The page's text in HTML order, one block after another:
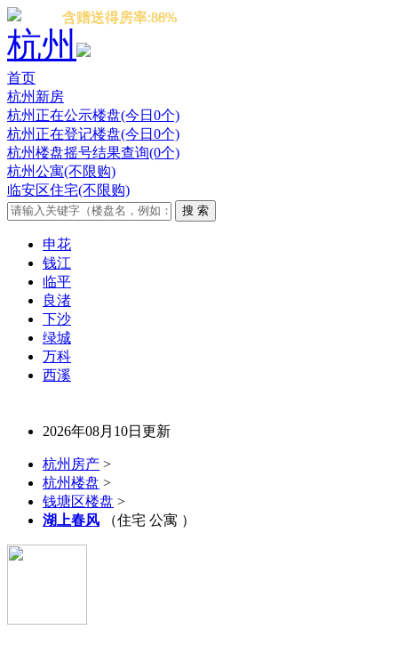
杭州
首页
杭州新房
杭州正在公示楼盘(今日0个)
杭州正在登记楼盘(今日0个)
杭州楼盘摇号结果查询(0个)
杭州公寓(不限购)
临安区住宅(不限购)
申花
钱江
临平
良渚
下沙
绿城
万科
西溪
2026年08月10日更新
杭州房产 >
杭州楼盘 >
钱塘区楼盘 >
湖上春风 （住宅 公寓 ）
含赠送得房率:86%
含赠送得房率:88%
含赠送得房率:88%
含赠送得房率:86%